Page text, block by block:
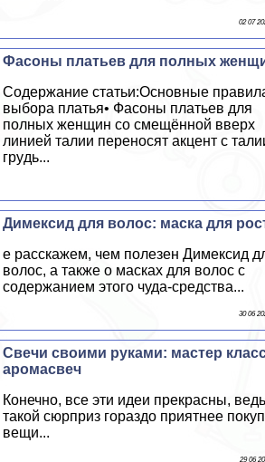
02 07
Фасоны платьев для полных
Содержание статьи:Основные
выбора платья• Фасоны платьев для
полных женщин со смещённой вверх
линией талии переносят акцент с
гpyдь...
Димексид для волос: маска для
е расскажем, чем полезен Димексид
волос, а также о масках для волос с
содержанием этого чуда-средства...
30 06
Свечи своими руками: мастер
аромасвеч
Конечно, все эти идеи прекрасны, ведь
такой сюрприз гораздо приятнее
вещи...
29 06